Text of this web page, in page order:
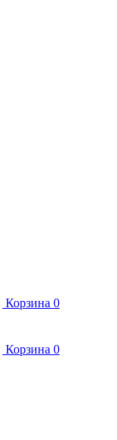
Корзина 0
Корзина 0